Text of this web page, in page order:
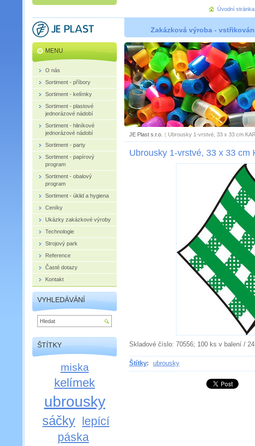
Zakázková výroba -
JE Plast s.r.o. | Ubrousky 1-vrstvé, 33 x 33 cm
Ubrousky 1-vrstvé, 33 x 33 cm
Skladové číslo: 70556; 100 ks v balení /
Štítky: ubrousky
MENU
O nás
Sortiment - příbory
Sortiment - kelímky
Sortiment - plastové
jednorázové nádobí
Sortiment - hliníkové
jednorázové nádobí
Sortiment - party
Sortiment - papírový
program
Sortiment - obalový
program
Sortiment - úklid a hygiena
Ceníky
Ukázky zakázkové výroby
Technologie
Strojový park
Reference
Časté dotazy
Kontakt
VYHLEDÁVÁNÍ
ŠTÍTKY
miska
kelímek
ubrousky
sáčky lepící
páska
Úvodní stránka